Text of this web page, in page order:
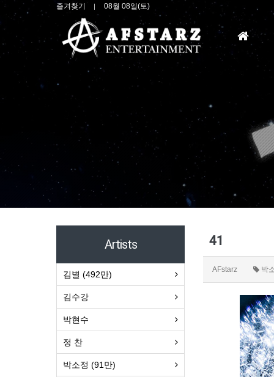
즐겨찾기 08월 08일(토)
홈
으
로
41
AFstarz 박
Artists
김별 (492만)
김수강
박현수
정 찬
박소정 (91만)